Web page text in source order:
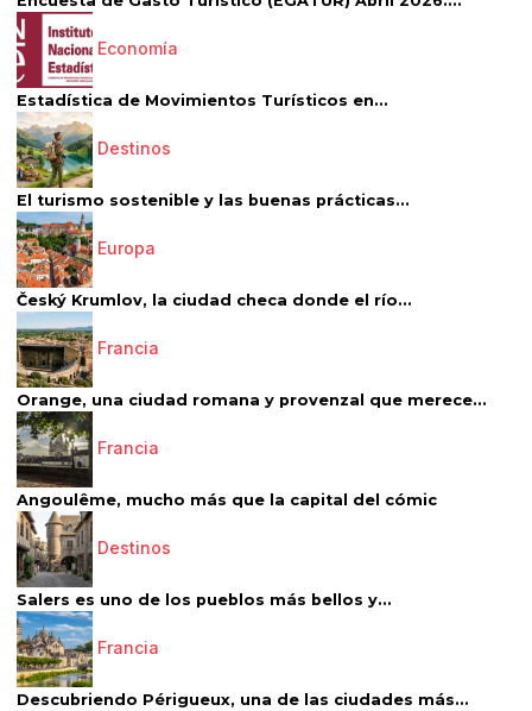
Economía
Estadística de Movimientos Turísticos en...
Destinos
El turismo sostenible y las buenas prácticas...
Europa
Český Krumlov, la ciudad checa donde el río...
Francia
Orange, una ciudad romana y provenzal que merece...
Francia
Angoulême, mucho más que la capital del cómic
Destinos
Salers es uno de los pueblos más bellos y...
Francia
Descubriendo Périgueux, una de las ciudades más...